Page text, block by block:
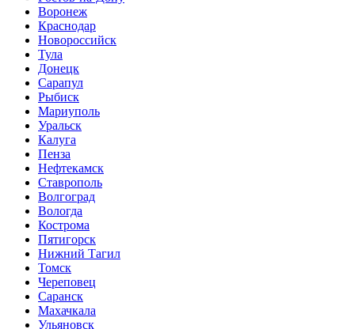
Воронеж
Краснодар
Новороссийск
Тула
Донецк
Сарапул
Рыбиск
Мариуполь
Уральск
Калуга
Пенза
Нефтекамск
Ставрополь
Волгоград
Вологда
Кострома
Пятигорск
Нижний Тагил
Томск
Череповец
Саранск
Махачкала
Ульяновск